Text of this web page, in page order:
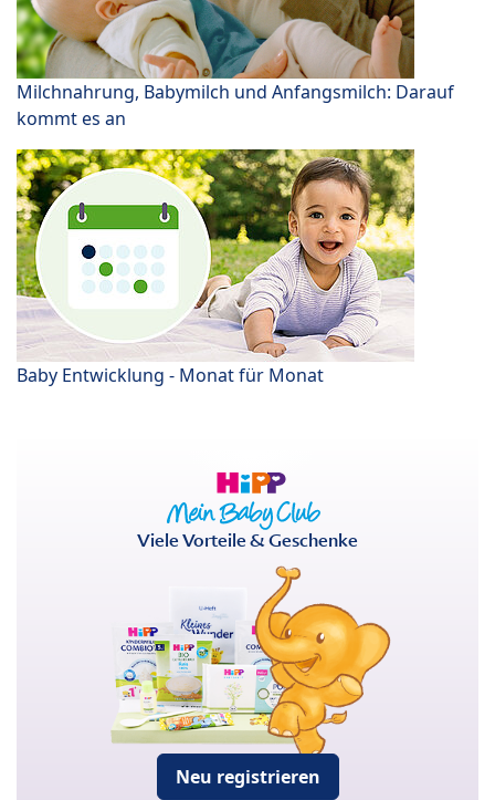
Milchnahrung, Babymilch und Anfangsmilch: Darauf
kommt es an
Baby Entwicklung - Monat für Monat
Viele Vorteile & Geschenke
Neu registrieren